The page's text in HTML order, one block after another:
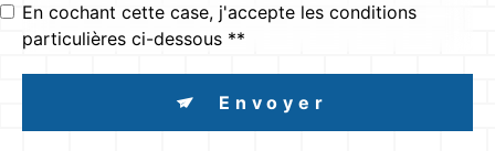
En cochant cette case, j'accepte les conditions
particulières ci-dessous **
Envoyer